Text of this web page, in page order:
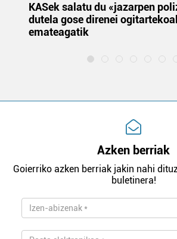
KASek salatu du «jazarpen
dutela gose direnei
emateagatik
Azken berriak
Goierriko azken berriak jakin nahi
buletinera!